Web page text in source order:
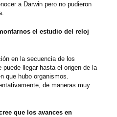
a Darwin pero no pudieron
el estudio del reloj
en la secuencia de los
llegar hasta el origen de la
que hubo organismos.
de maneras muy
que los avances en